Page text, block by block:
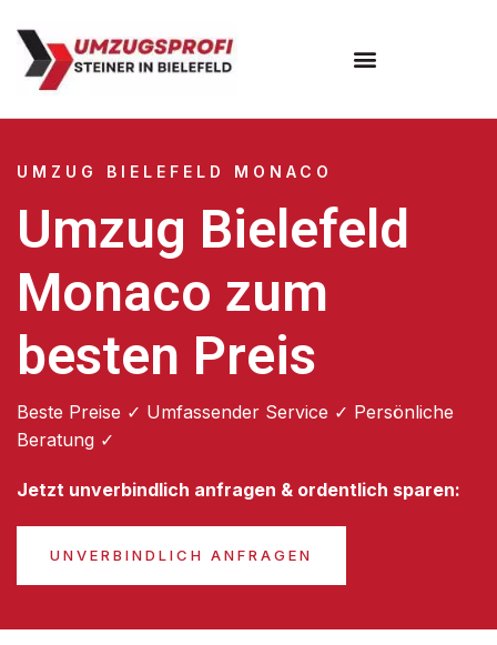
UMZUG BIELEFELD MONACO
Umzug Bielefeld
Monaco zum
besten Preis
Beste Preise ✓ Umfassender Service ✓ Persönliche
Beratung ✓
Jetzt unverbindlich anfragen & ordentlich sparen:
UNVERBINDLICH ANFRAGEN